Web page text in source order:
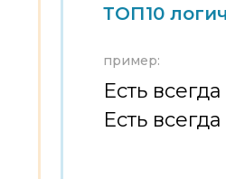
ТОП10
пример:
Есть
Есть